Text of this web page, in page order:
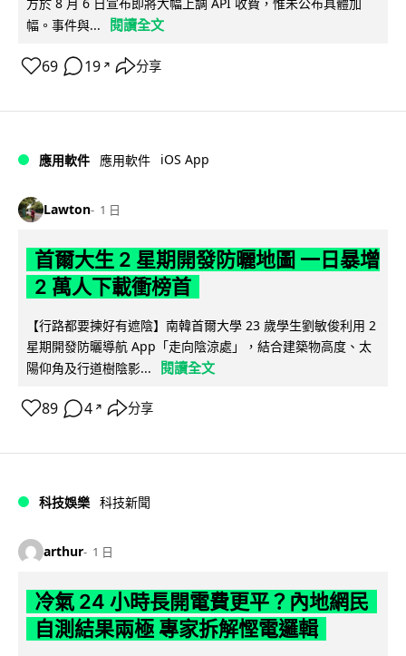
方於 8 月 6 日宣布即將大幅上調 API 收費，惟未公布具體加
幅。事件與...
閱讀全文
69 19 ↗ 分享
應用軟件 應用軟件 iOS App
Lawton 1 日
首爾大生 2 星期開發防曬地圖 一日暴增
2 萬人下載衝榜首
【行路都要揀好有遮陰】南韓首爾大學 23 歲學生劉敏俊利用 2
星期開發防曬導航 App「走向陰涼處」，結合建築物高度、太
陽仰角及行道樹陰影...
閱讀全文
89 4 ↗ 分享
科技娛樂 科技新聞
arthur 1 日
冷氣 24 小時長開電費更平？內地網民
自測結果兩極 專家拆解慳電邏輯